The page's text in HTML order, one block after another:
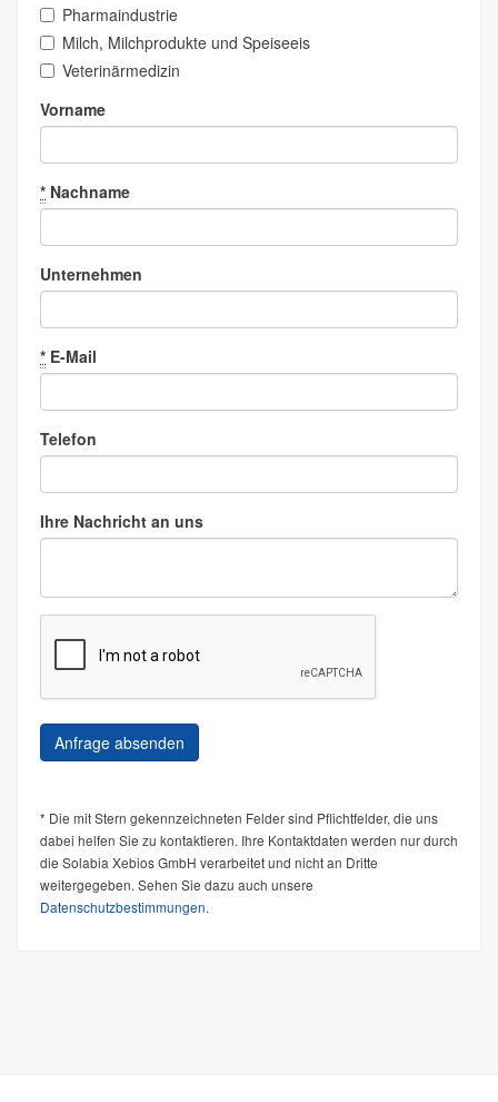
Pharmaindustrie
Milch, Milchprodukte und Speiseeis
Veterinärmedizin
Vorname
* Nachname
Unternehmen
* E-Mail
Telefon
Ihre Nachricht an uns
* Die mit Stern gekennzeichneten Felder sind Pflichtfelder, die uns
dabei helfen Sie zu kontaktieren. Ihre Kontaktdaten werden nur durch
die Solabia Xebios GmbH verarbeitet und nicht an Dritte
weitergegeben. Sehen Sie dazu auch unsere
Datenschutzbestimmungen.